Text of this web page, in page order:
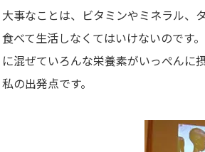
大事なことは、ビタミンやミネラル、
食べて生活しなくてはいけないのです
に混ぜていろんな栄養素がいっぺんに
私の出発点です。